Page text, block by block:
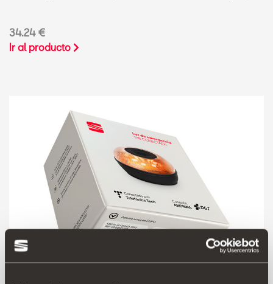
34.24 €
Ir al producto